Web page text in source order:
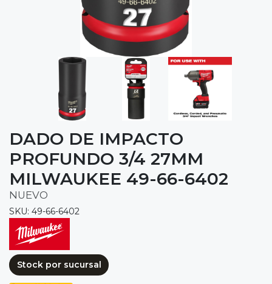
DADO DE IMPACTO
PROFUNDO 3/4 27MM
MILWAUKEE 49-66-6402
NUEVO
SKU: 49-66-6402
Stock por sucursal